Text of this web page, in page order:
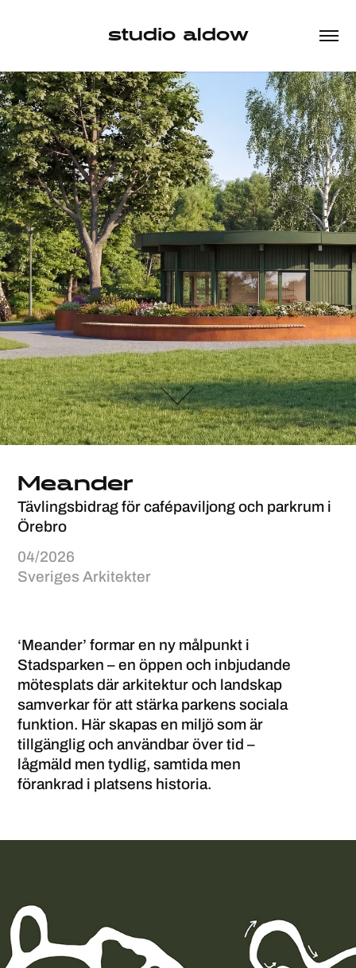
studio aldow
Meander
Tävlingsbidrag för cafépaviljong och parkrum i
Örebro
04/2026
Sveriges Arkitekter
‘Meander’ formar en ny målpunkt i
Stadsparken – en öppen och inbjudande
mötesplats där arkitektur och landskap
samverkar för att stärka parkens sociala
funktion. Här skapas en miljö som är
tillgänglig och användbar över tid –
lågmäld men tydlig, samtida men
förankrad i platsens historia.